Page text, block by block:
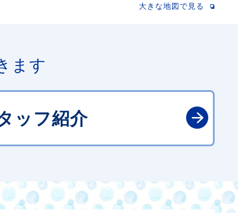
大きな地図で見る
ます
ッフ紹介